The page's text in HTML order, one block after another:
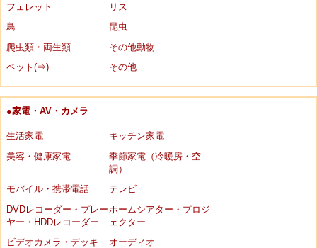
フェレット
リス
鳥
昆虫
爬虫類・両生類
その他動物
ペット(⇒)
その他
●家電・AV・カメラ
生活家電
キッチン家電
美容・健康家電
季節家電（冷暖房・空
調）
モバイル・携帯電話
テレビ
DVDレコーダー・プレー
ヤー・HDDレコーダー
ホームシアター・プロジ
ェクター
ビデオカメラ・デッキ
オーディオ